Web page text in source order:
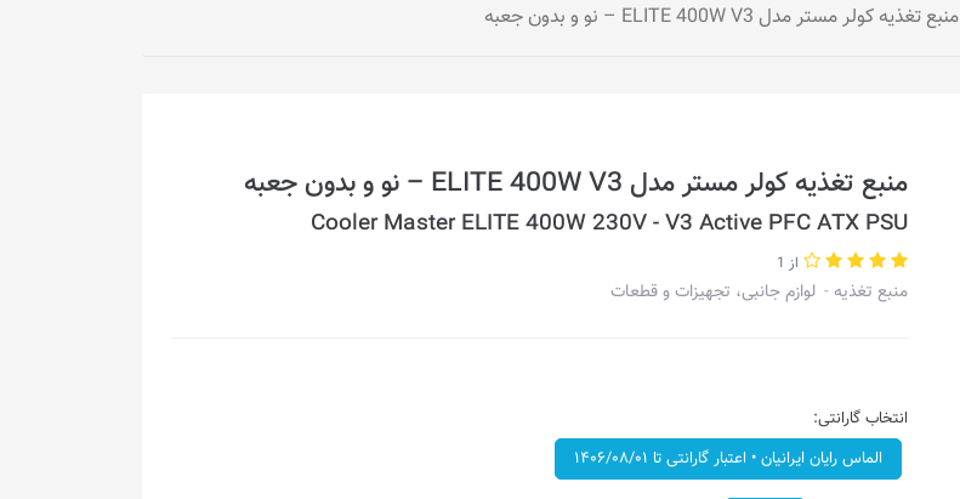
منبع تغذیه کولر مستر مدل ELITE 400W V3 – نو و بدون جعبه
منبع تغذیه کولر مستر مدل ELITE 400W V3 – نو و بدون جعبه
Cooler Master ELITE 400W 230V - V3 Active PFC ATX PSU
از 1
منبع تغذیه لوازم جانبی، تجهیزات و قطعات
انتخاب گارانتی:
الماس رایان ایرانیان • اعتبار گارانتی تا ۱۴۰۶/۰۸/۰۱